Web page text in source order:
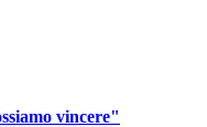
vincere"